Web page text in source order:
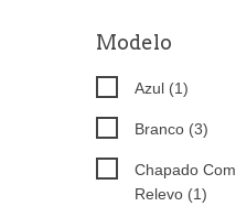
Modelo
Azul (1)
Branco (3)
Chapado Com
Relevo (1)